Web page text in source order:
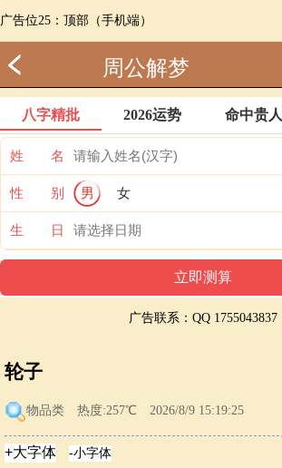
广告位25：顶部（手机端）
周公解梦
八字精批 2026运势 命中贵人
姓 名
性 别 男 女
生 日
广告联系：QQ 1755043837
轮子
物品类 热度:257℃ 2026/8/9 15:19:25